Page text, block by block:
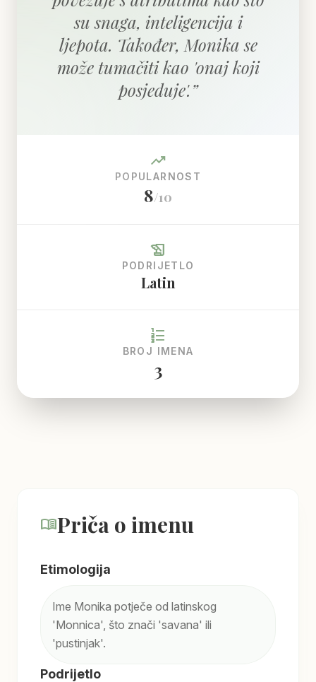
su snaga, inteligencija i
ljepota. Također, Monika se
može tumačiti kao 'onaj koji
posjeduje'.”
trending_up
POPULARNOST
8/10
history_edu
PODRIJETLO
Latin
format_list_numbered
BROJ IMENA
3
menu_bookPriča o imenu
Etimologija
Ime Monika potječe od latinskog
'Monnica', što znači 'savana' ili
'pustinjak'.
Podrijetlo